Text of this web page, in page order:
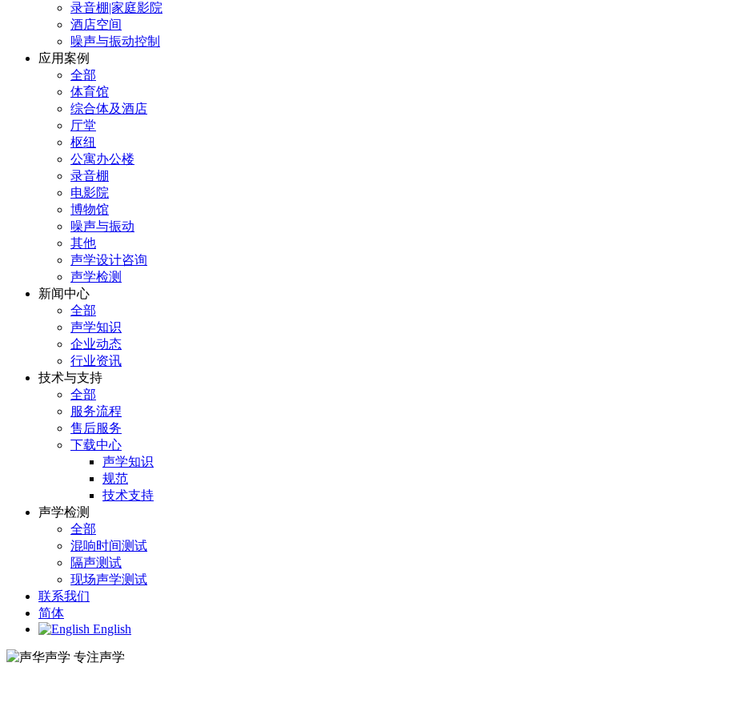
录音棚|家庭影院
酒店空间
噪声与振动控制
应用案例
全部
体育馆
综合体及酒店
厅堂
枢纽
公寓办公楼
录音棚
电影院
博物馆
噪声与振动
其他
声学设计咨询
声学检测
新闻中心
全部
声学知识
企业动态
行业资讯
技术与支持
全部
服务流程
售后服务
下载中心
声学知识
规范
技术支持
声学检测
全部
混响时间测试
隔声测试
现场声学测试
联系我们
简体
English